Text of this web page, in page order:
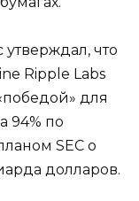
утверждал, что
Ripple Labs
для
94% по
SEC о
долларов.